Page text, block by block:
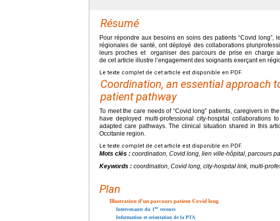
Résumé
Pour répondre aux besoins en soins des patients “Covid
régionales de santé, ont déployé des collaborations
leurs proches et organiser des parcours de prise en charge
de cet article illustre l’engagement des soignants exerçant en
Le texte complet de cet article est disponible en PDF.
Coordination, an essential approach
patient pathway
To meet the care needs of “Covid long” patients, caregivers in
have deployed multi-professional city-hospital collaborations
adapted care pathways. The clinical situation shared in this
Occitanie region.
Le texte complet de cet article est disponible en PDF.
Mots clés : coordination, Covid long, lien ville-hôpital, parcours
Keywords : coordination, Covid long, city-hospital link, multi-
Plan
Illustration d’un parcours patient Covid long
Intervenants du 1er recours
Information et orientation de la PTA